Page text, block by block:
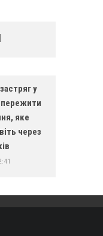
у
пережити
яке
через